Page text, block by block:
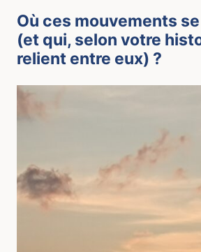
Où ces mouvements
(et qui, selon votre
relient entre eux) ?